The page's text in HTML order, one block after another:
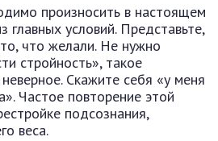
произносить в настоящем
главных условий. Представьте,
что желали. Не нужно
стройность», такое
Скажите себя «у меня
Частое повторение этой
подсознания,
веса.